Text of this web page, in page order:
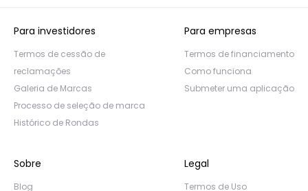
Para investidores
Termos de cessão de
reclamações
Galeria de Marcas
Processo de seleção de marca
Histórico de Rondas
Para empresas
Termos de financiamento
Como funciona
Submeter uma aplicação
Sobre
Blog
Legal
Termos de Uso